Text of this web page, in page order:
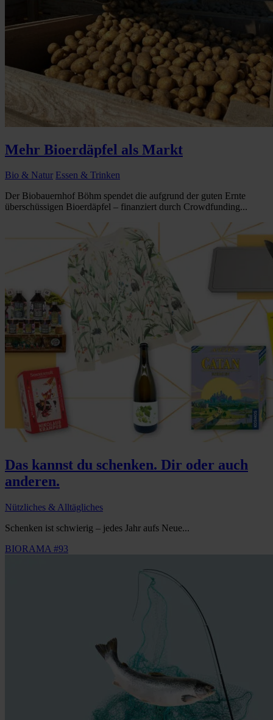
Mehr Bioerdäpfel als Markt
Bio & Natur Essen & Trinken
Der Biobauernhof Böhm spendet die aufgrund der guten Ernte
überschüssigen Bioerdäpfel – finanziert durch Crowdfunding...
Das kannst du schenken. Dir oder auch
anderen.
Nützliches & Alltägliches
Schenken ist schwierig – jedes Jahr aufs Neue...
BIORAMA #93